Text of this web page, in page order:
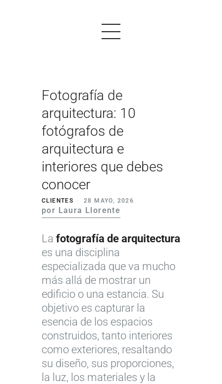
PRODUCTOS
EJEMPLOS
PRECIOS
EMPEZAR AHORA
Fotografía de
arquitectura: 10
fotógrafos de
arquitectura e
interiores que debes
conocer
CLIENTES 28 MAYO, 2026
por Laura Llorente
La fotografía de arquitectura
es una disciplina
especializada que va mucho
más allá de mostrar un
edificio o una estancia. Su
objetivo es capturar la
esencia de los espacios
construidos, tanto interiores
como exteriores, resaltando
su diseño, sus proporciones,
la luz, los materiales y la